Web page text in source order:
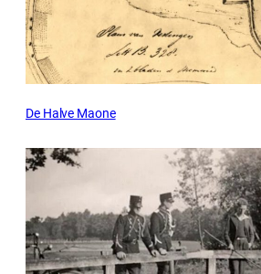
De Halve Maone